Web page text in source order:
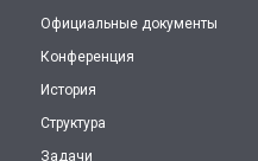
Официальные документы
Конференция
История
Структура
Задачи